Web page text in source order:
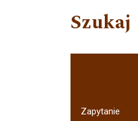
Szukaj
Zapytanie